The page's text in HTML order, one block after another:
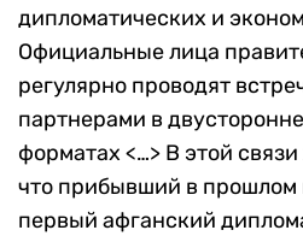
дипломатических и
Официальные лица
регулярно проводят
партнерами в
форматах <…> В этой
что прибывший в прошлом
первый афганский